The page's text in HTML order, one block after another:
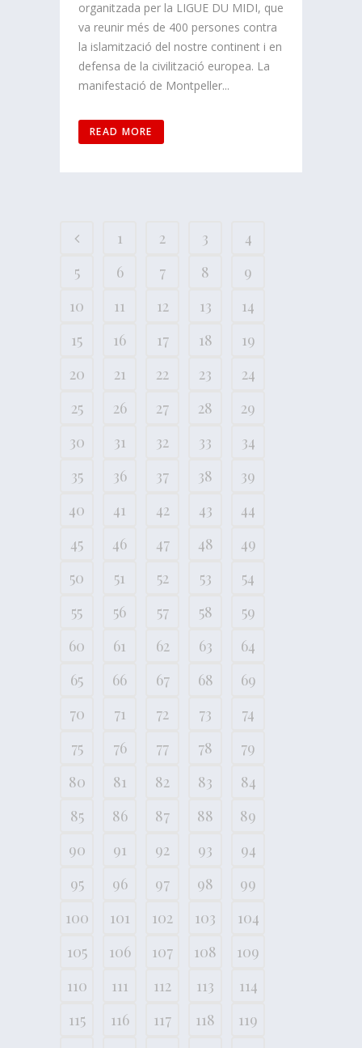
organitzada per la LIGUE DU MIDI, que
va reunir més de 400 persones contra
la islamització del nostre continent i en
defensa de la civilització europea. La
manifestació de Montpeller...
READ MORE
1 2 3
4
5
6 7 8
9
10
11 12 13
14
15
16 17 18
19
20
21 22 23
24
25
26 27 28
29
30
31 32 33
34
35
36 37 38
39
40
41 42 43
44
45
46 47 48
49
50
51 52 53
54
55
56 57 58
59
60
61 62 63
64
65
66 67 68
69
70
71 72 73
74
75
76 77 78
79
80
81 82 83
84
85
86 87 88
89
90
91 92 93
94
95
96 97 98
99
100
101 102 103
104
105
106 107 108
109
110
111 112 113
114
115
116 117 118
119